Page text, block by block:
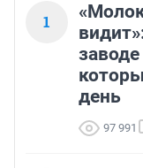
1
день
97 991